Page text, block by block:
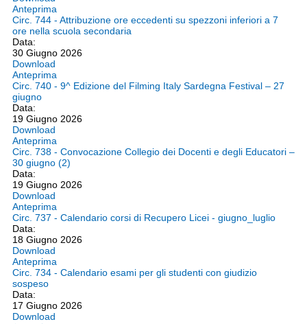
Anteprima
Circ. 744 - Attribuzione ore eccedenti su spezzoni inferiori a 7
ore nella scuola secondaria
Data:
30 Giugno 2026
Download
Anteprima
Circ. 740 - 9^ Edizione del Filming Italy Sardegna Festival – 27
giugno
Data:
19 Giugno 2026
Download
Anteprima
Circ. 738 - Convocazione Collegio dei Docenti e degli Educatori –
30 giugno (2)
Data:
19 Giugno 2026
Download
Anteprima
Circ. 737 - Calendario corsi di Recupero Licei - giugno_luglio
Data:
18 Giugno 2026
Download
Anteprima
Circ. 734 - Calendario esami per gli studenti con giudizio
sospeso
Data:
17 Giugno 2026
Download